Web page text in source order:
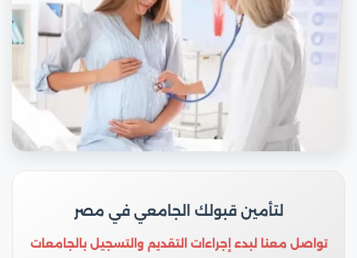
لتأمين قبولك الجامعي في مصر
تواصل معنا لبدء إجراءات التقديم والتسجيل بالجامعات